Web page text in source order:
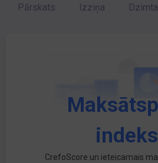
Pārskats Izziņa
CrefoScore un ieteicamais